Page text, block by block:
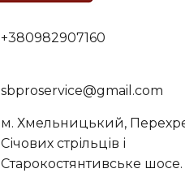
+380982907160
sbproservice@gmail.com
м. Хмельницький,
Січових стрільців і
Старокостянтивське